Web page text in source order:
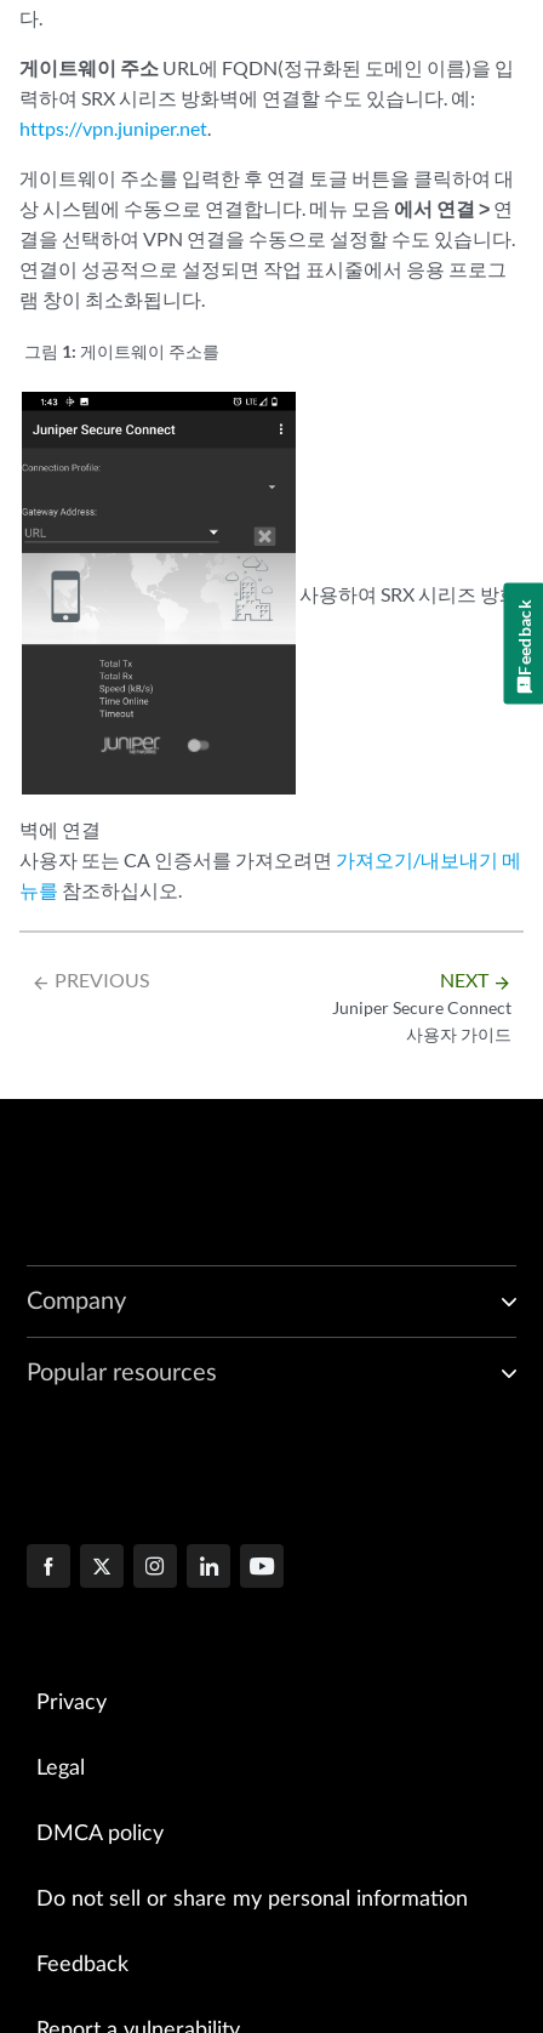
다.
게이트웨이 주소 URL에 FQDN(정규화된 도메인 이름)을 입
력하여 SRX 시리즈 방화벽에 연결할 수도 있습니다. 예:
https://vpn.juniper.net.
게이트웨이 주소를 입력한 후 연결 토글 버튼을 클릭하여 대
상 시스템에 수동으로 연결합니다. 메뉴 모음 에서 연결 > 연
결을 선택하여 VPN 연결을 수동으로 설정할 수도 있습니다.
연결이 성공적으로 설정되면 작업 표시줄에서 응용 프로그
램 창이 최소화됩니다.
그림 1: 게이트웨이 주소를
사용하여 SRX 시리즈 방화
벽에 연결
사용자 또는 CA 인증서를 가져오려면 가져오기/내보내기 메
뉴를 참조하십시오.
arrow_backward PREVIOUS NEXT arrow_forward
Juniper Secure Connect
사용자 가이드
Company
Popular resources
Privacy
Legal
DMCA policy
Do not sell or share my personal information
Feedback
Feedback